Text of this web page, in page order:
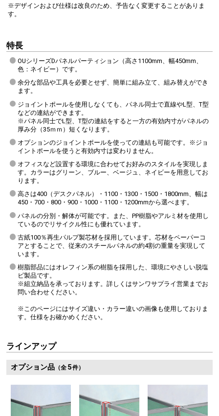
※デザインおよび仕様は改良のため、予告なく変更することがありま
す。
特長
OUシリーズDパネルパーティション（高さ1100mm、幅450mm、
色：ネイビー）です。
余分な部品や工具を必要とせず、簡単に組み立て、組み替えができ
ます。
ジョイントポールを使用しなくても、パネル同士で直線やL型、T型
などの連結ができます。
※パネル同士でL型、T型の連結をすると一方の有効内寸がパネルの
厚み分（35ｍｍ）短くなります。
オプションのジョイントポールを使っての連結も可能です。※ジョ
イントポールを使うと有効内寸は変わりません。
オフィスなど設置する環境に合わせてお好みのスタイルを実現しま
す。カラーはグリーン、ブルー、ベージュ、ネイビーを用意してお
ります。
高さは400（デスクパネル）・1100・1300・1500・1800mm、幅は
450・700・800・900・1000・1100・1200mmから選べます。
パネルの分別・解体が可能です。また、PP樹脂やアルミ材を使用し
ているのでリサイクル性にも優れています。
古紙100％再生パルプ製芯材を採用しています。芯材をペーパーコ
アとすることで、従来のスチールパネルの約4割の重量を実現して
います。
樹脂部品にはオレフィン系の樹脂を採用した、環境にやさしい脱塩
ビ製品です。
※組立納品を承っております。詳しくはサンワサプライ営業までお
問い合わせください。
※このページにはサイズ違い・カラー違いの画像も使用しておりま
す。仕様をお確かめください。
ラインアップ
オプション品（全 5件）